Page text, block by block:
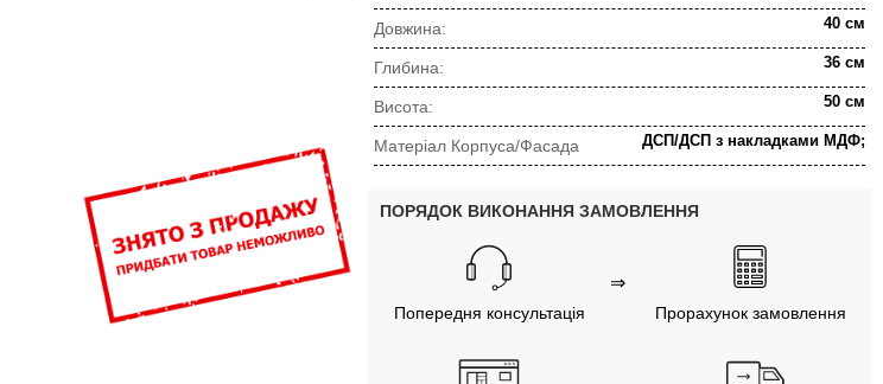
Довжина: 40 см
Глибина: 36 см
Висота: 50 см
Матеріал Корпуса/Фасада ДСП/ДСП з накладками МДФ;
ПОРЯДОК ВИКОНАННЯ ЗАМОВЛЕННЯ
Попередня консультація
⇒
Прорахунок замовлення